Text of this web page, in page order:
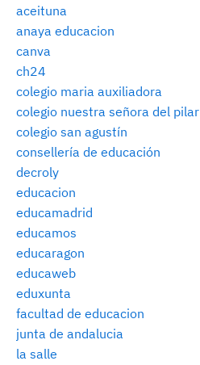
aceituna
anaya educacion
canva
ch24
colegio maria auxiliadora
colegio nuestra señora del pilar
colegio san agustín
consellería de educación
decroly
educacion
educamadrid
educamos
educaragon
educaweb
eduxunta
facultad de educacion
junta de andalucia
la salle